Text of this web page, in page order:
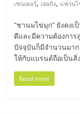
SMEs,
แฟ
รน
เซนเตอร์, เฮยถัง, แฟรน
“ชานมไข่มุก” ยังคง
ดีและมีความต้องกา
ปัจจุบันก็มีจำนวนมา
ให้กับแบรนด์ถือเป็น
Read more